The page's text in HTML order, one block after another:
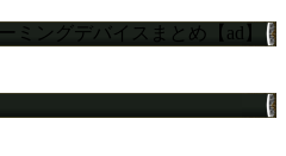
ミングデバイスまとめ【ad】